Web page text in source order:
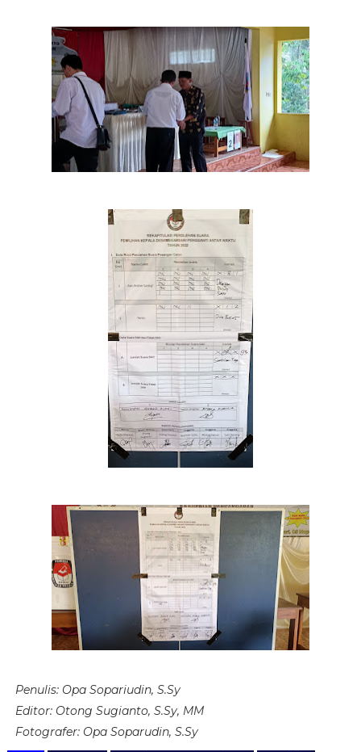
Penulis: Opa Sopariudin, S.Sy
Editor: Otong Sugianto, S.Sy, MM
Fotografer: Opa Soparudin, S.Sy